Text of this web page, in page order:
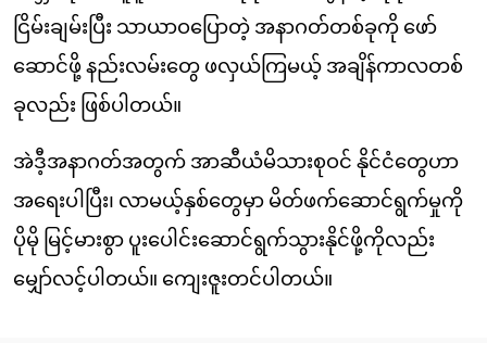
ငြိမ်းချမ်းပြီး သာယာဝပြောတဲ့ အနာဂတ်တစ်ခုကို ဖော်
ဆောင်ဖို့ နည်းလမ်းတွေ ဖလှယ်ကြမယ့် အချိန်ကာလတစ်
ခုလည်း ဖြစ်ပါတယ်။
အဲဒီ့အနာဂတ်အတွက် အာဆီယံမိသားစုဝင် နိုင်ငံတွေဟာ
အရေးပါပြီး၊ လာမယ့်နှစ်တွေမှာ မိတ်ဖက်ဆောင်ရွက်မှုကို
ပိုမို မြင့်မားစွာ ပူးပေါင်းဆောင်ရွက်သွားနိုင်ဖို့ကိုလည်း
မျှော်လင့်ပါတယ်။ ကျေးဇူးတင်ပါတယ်။